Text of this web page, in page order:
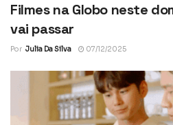
Filmes na Globo neste
vai passar
Por Julia Da Silva 07/12/2025